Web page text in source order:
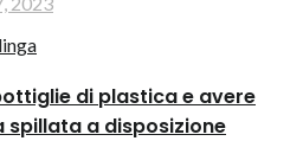
di plastica e avere
spillata a disposizione